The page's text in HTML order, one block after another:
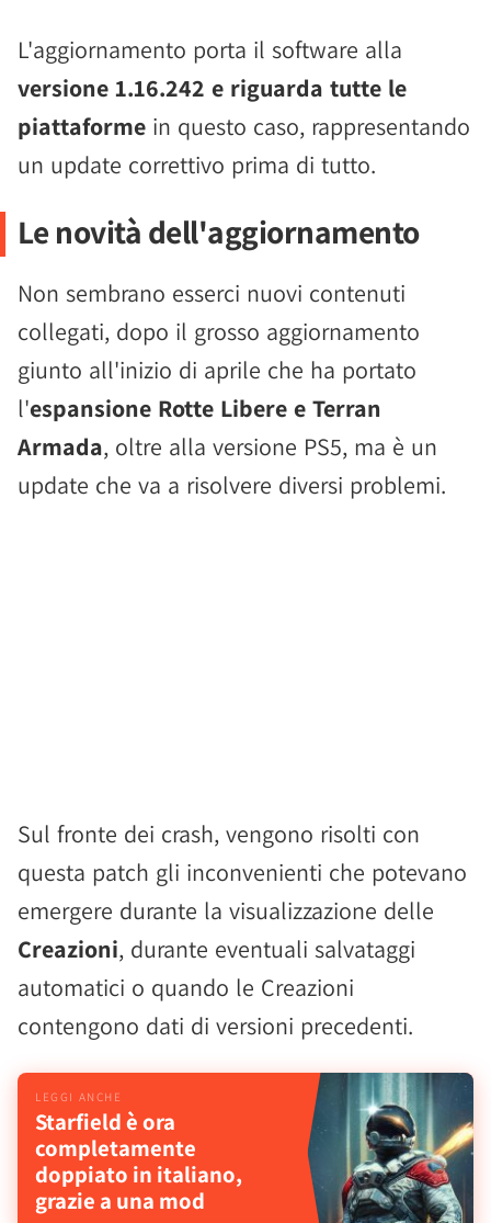
L'aggiornamento porta il software alla
versione 1.16.242 e riguarda tutte le
piattaforme in questo caso, rappresentando
un update correttivo prima di tutto.
Le novità dell'aggiornamento
Non sembrano esserci nuovi contenuti
collegati, dopo il grosso aggiornamento
giunto all'inizio di aprile che ha portato
l'espansione Rotte Libere e Terran
Armada, oltre alla versione PS5, ma è un
update che va a risolvere diversi problemi.
Sul fronte dei crash, vengono risolti con
questa patch gli inconvenienti che potevano
emergere durante la visualizzazione delle
Creazioni, durante eventuali salvataggi
automatici o quando le Creazioni
contengono dati di versioni precedenti.
Starfield è ora
completamente
doppiato in italiano,
grazie a una mod